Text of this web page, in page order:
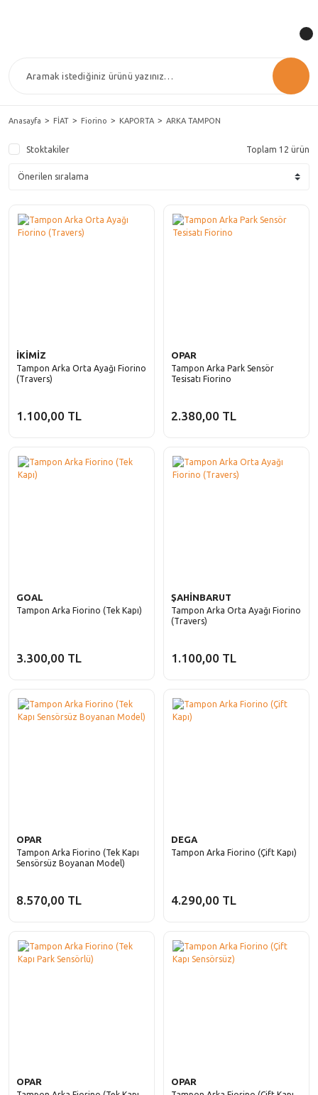
Anasayfa FİAT Fiorino KAPORTA ARKA TAMPON
Stoktakiler Toplam 12 ürün
İKİMİZ
Tampon Arka Orta Ayağı Fiorino
(Travers)
1.100,00 TL
OPAR
Tampon Arka Park Sensör
Tesisatı Fiorino
2.380,00 TL
GOAL
Tampon Arka Fiorino (Tek Kapı)
3.300,00 TL
ŞAHİNBARUT
Tampon Arka Orta Ayağı Fiorino
(Travers)
1.100,00 TL
OPAR
Tampon Arka Fiorino (Tek Kapı
Sensörsüz Boyanan Model)
8.570,00 TL
DEGA
Tampon Arka Fiorino (Çift Kapı)
4.290,00 TL
OPAR OPAR